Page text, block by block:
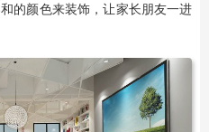
的颜色来装饰，让家长朋友一进